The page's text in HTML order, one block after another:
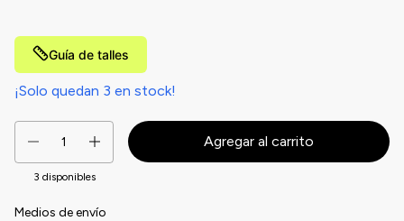
Guía de talles
¡Solo quedan 3 en stock!
3 disponibles
Entregas para el CP:
Medios de envío